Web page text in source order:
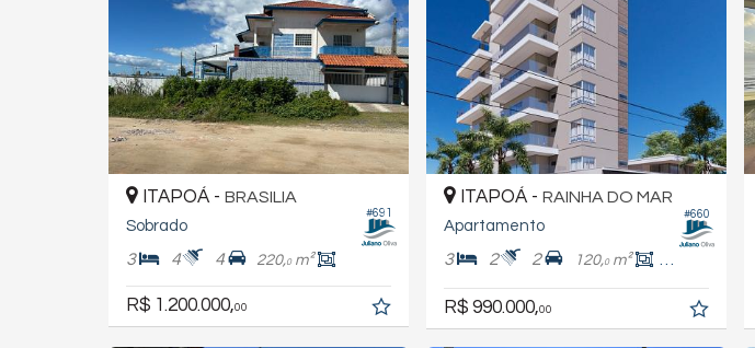
#691
ITAPOÁ - BRASILIA
Sobrado
3 4 4 220,0m²
R$ 1.200.000,00
#660
ITAPOÁ - RAINHA DO MAR
Apartamento
3 2 2 120,0m² 95,
R$ 990.000,00